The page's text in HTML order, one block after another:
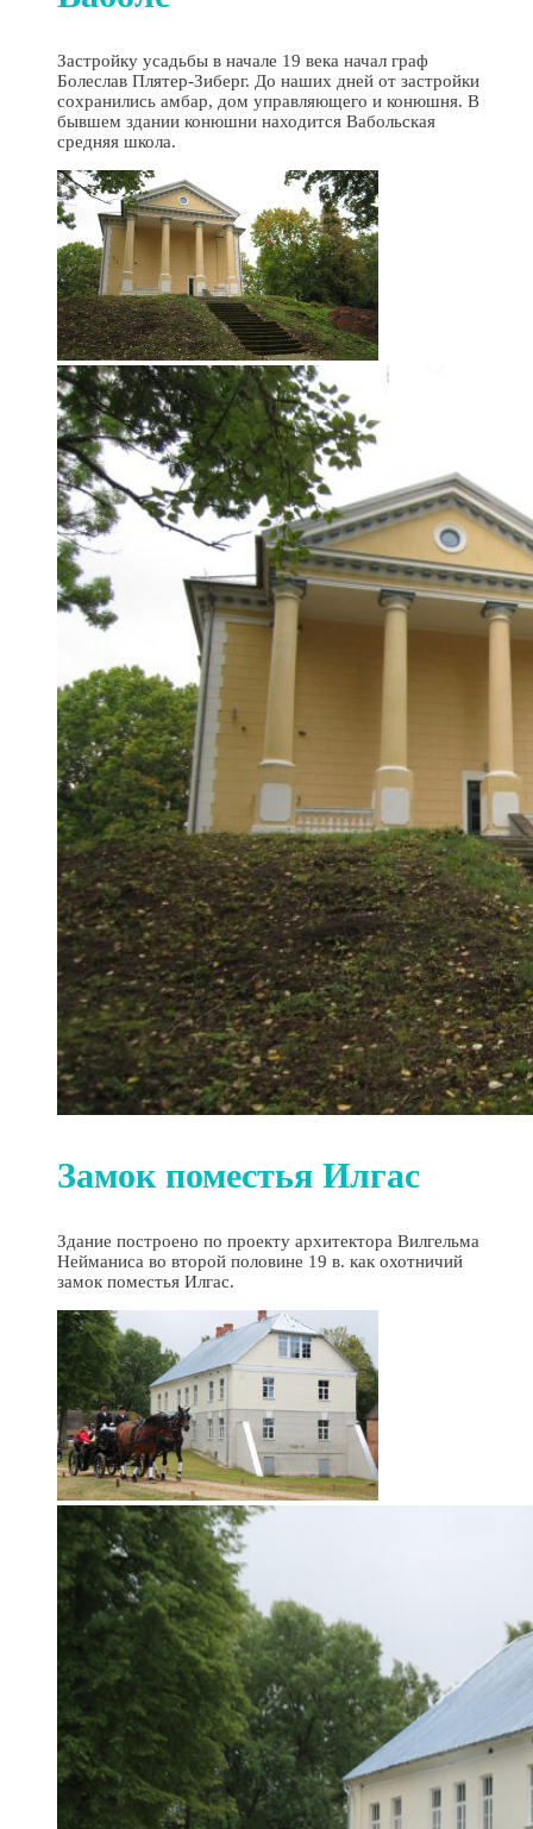
Застройку усадьбы в начале 19 века начал граф
Болеслав Плятер-Зиберг. До наших дней от застройки
сохранились амбар, дом управляющего и конюшня. В
бывшем здании конюшни находится Вабольская
средняя школа.
Замок поместья Илгас
Здание построено по проекту архитектора Вилгельма
Нейманиса во второй половине 19 в. как охотничий
замок поместья Илгас.